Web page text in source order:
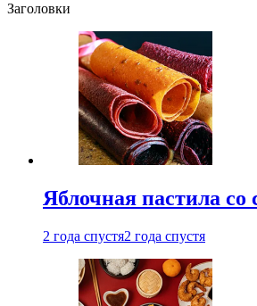
Заголовки
Яблочная пастила
2 года спустя2 года спустя